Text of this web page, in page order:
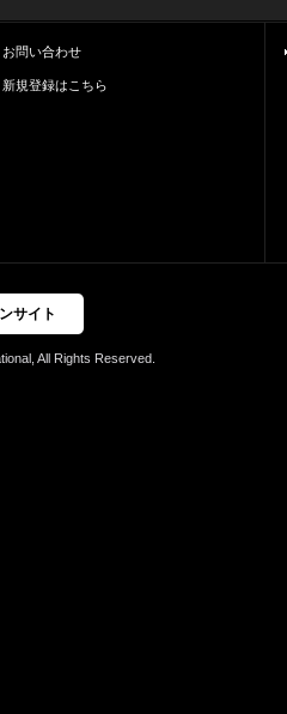
お問い合わせ
新規登録はこちら
サイト
All Rights Reserved.